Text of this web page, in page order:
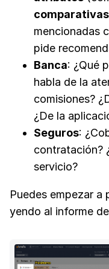
comparativas
mencionadas
pide
Banca: ¿Qué
habla de la
comisiones?
¿De la
Seguros:
contratación?
servicio?
Puedes empezar
yendo al informe de